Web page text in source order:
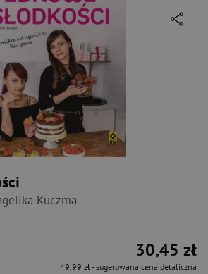
Kuczma
30,45 zł
49,99 zł- sugerowana cena detaliczna